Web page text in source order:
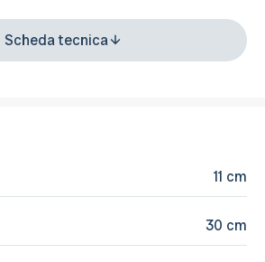
Scheda tecnica
11 cm
30 cm